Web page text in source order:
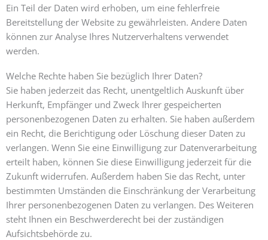
Ein Teil der Daten wird erhoben, um eine fehlerfreie
Bereitstellung der Website zu gewährleisten. Andere Daten
können zur Analyse Ihres Nutzerverhaltens verwendet
werden.
Welche Rechte haben Sie bezüglich Ihrer Daten?
Sie haben jederzeit das Recht, unentgeltlich Auskunft über
Herkunft, Empfänger und Zweck Ihrer gespeicherten
personenbezogenen Daten zu erhalten. Sie haben außerdem
ein Recht, die Berichtigung oder Löschung dieser Daten zu
verlangen. Wenn Sie eine Einwilligung zur Datenverarbeitung
erteilt haben, können Sie diese Einwilligung jederzeit für die
Zukunft widerrufen. Außerdem haben Sie das Recht, unter
bestimmten Umständen die Einschränkung der Verarbeitung
Ihrer personenbezogenen Daten zu verlangen. Des Weiteren
steht Ihnen ein Beschwerderecht bei der zuständigen
Aufsichtsbehörde zu.